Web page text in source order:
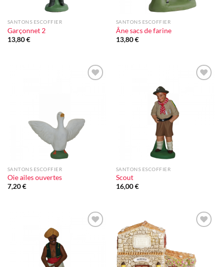
SANTONS ESCOFFIER
Garçonnet 2
13,80€
SANTONS ESCOFFIER
Âne sacs de farine
13,80€
SANTONS ESCOFFIER
Oie ailes ouvertes
7,20€
SANTONS ESCOFFIER
Scout
16,00€